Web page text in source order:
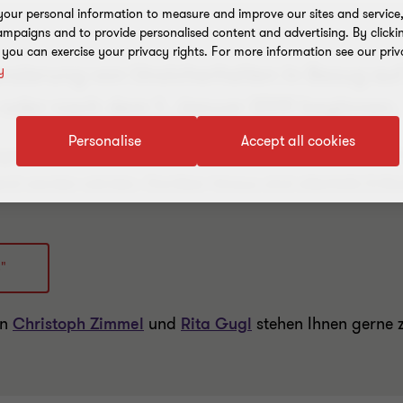
von Unsicherheiten in Bezug
nach dem 1. Januar 2019 beginnen.
bilanzieren, wenn sie es als
werden würden. Darüber hinaus sind allenfalls
Christoph Zimmel und Rita Gugl stehen Ihnen gerne
personal information to measure and improve our sites and
and to provide personalised content and advertising. By
can exercise your privacy rights. For more information see our
Accept all cookies
Personalise